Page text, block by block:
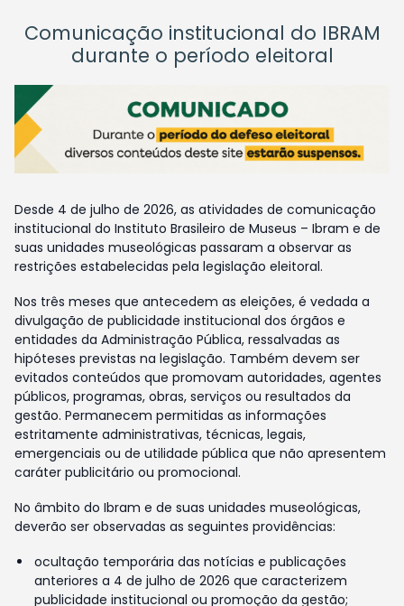
Comunicação institucional do IBRAM
durante o período eleitoral
Desde 4 de julho de 2026, as atividades de comunicação
institucional do Instituto Brasileiro de Museus – Ibram e de
suas unidades museológicas passaram a observar as
restrições estabelecidas pela legislação eleitoral.
Nos três meses que antecedem as eleições, é vedada a
divulgação de publicidade institucional dos órgãos e
entidades da Administração Pública, ressalvadas as
hipóteses previstas na legislação. Também devem ser
evitados conteúdos que promovam autoridades, agentes
públicos, programas, obras, serviços ou resultados da
gestão. Permanecem permitidas as informações
estritamente administrativas, técnicas, legais,
emergenciais ou de utilidade pública que não apresentem
caráter publicitário ou promocional.
No âmbito do Ibram e de suas unidades museológicas,
deverão ser observadas as seguintes providências:
ocultação temporária das notícias e publicações
anteriores a 4 de julho de 2026 que caracterizem
publicidade institucional ou promoção da gestão;